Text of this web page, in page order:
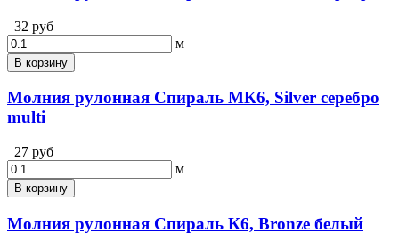
32 руб
м
В корзину
Молния рулонная Спираль MК6, Silver серебро
multi
27 руб
м
В корзину
Молния рулонная Спираль К6, Bronze белый